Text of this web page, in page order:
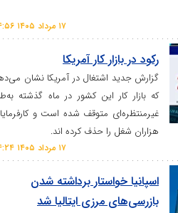
کار آمریکا
اشتغال در آمریکا نشان می‌دهد
این کشور در ماه گذشته به‌طور
متوقف شده است و کارفرمایان
را حذف کرده اند.
برداشته شدن
مرزی ایتالیا شد